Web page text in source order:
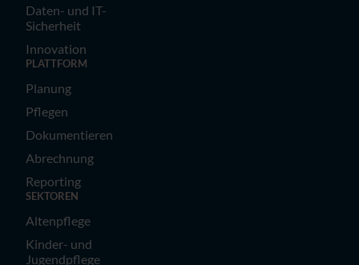
Daten- und IT-
Sicherheit
Innovation
PLATTFORM
Planung
Pflegen
Dokumentieren
Abrechnung
Reporting
SEKTOREN
Altenpflege
Kinder- und
Jugendpflege